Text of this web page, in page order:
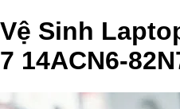
Vệ Sinh
7 14ACN6-